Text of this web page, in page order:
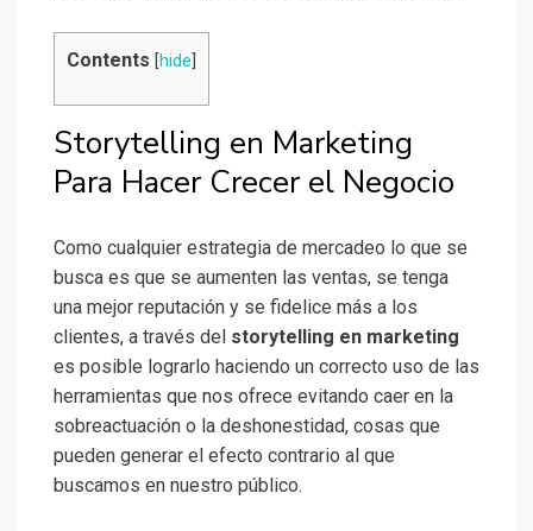
Contents [hide
Storytelling en Marketing
Para Hacer Crecer el Negocio
Como cualquier estrategia de mercadeo lo que se
busca es que se aumenten las ventas, se tenga
una mejor reputación y se fidelice más a los
clientes, a través del storytelling en marketing
es posible lograrlo haciendo un correcto uso de las
herramientas que nos ofrece evitando caer en la
sobreactuación o la deshonestidad, cosas que
pueden generar el efecto contrario al que
buscamos en nuestro público.